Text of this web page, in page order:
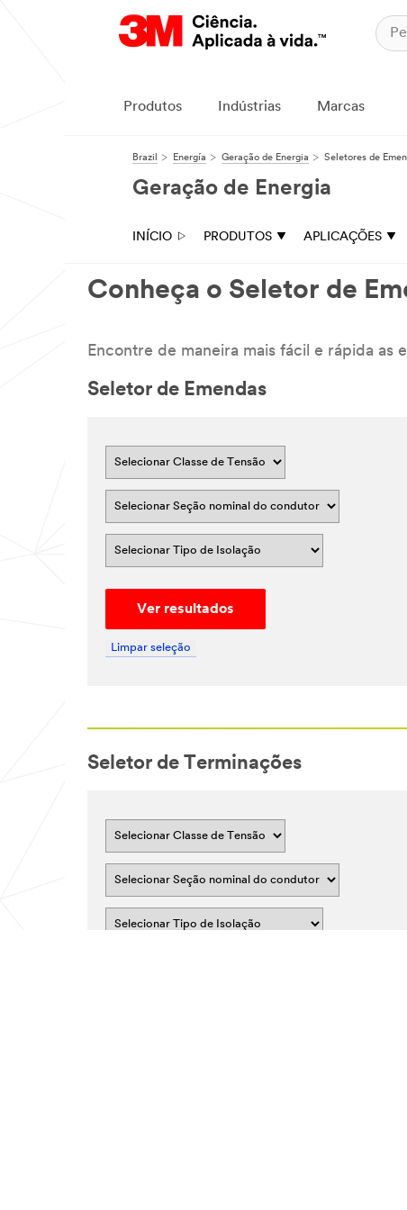
Produtos Indústrias Marcas
Brazil Energía Geração de Energia Seletores de
Geração de Energia
INÍCIO PRODUTOS APLICAÇÕES
Conheça o Seletor de
Encontre de maneira mais fácil e rápida as
Seletor de Emendas
Ver resultados
Limpar seleção
Seletor de Terminações